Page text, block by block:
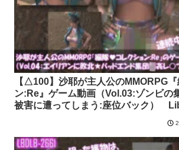
【△100】沙耶が主人公のMMORPG
ン:Re』ゲーム動画（Vol.03:ゾンビの
被害に遭ってしまう:座位バック）